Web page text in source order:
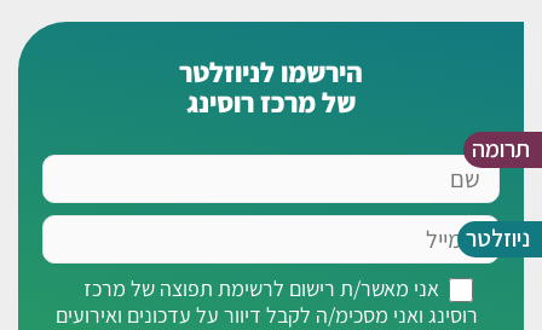
תרומה
ניוזלטר
הירשמו לניוזלטר
של מרכז רוסינג
שם
אימייל
מאשר/ת
אני מאשר/ת רישום לרשימת תפוצה של מרכז
רוסינג ואני מסכימ/ה לקבל דיוור על עדכונים ואירועים